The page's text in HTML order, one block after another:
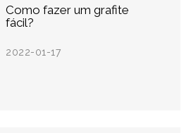
Como fazer um grafite
fácil?
2022-01-17